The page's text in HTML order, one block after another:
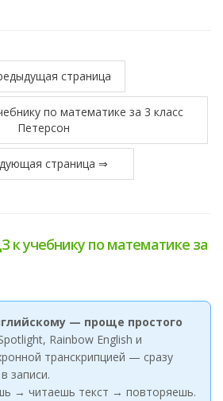
страница
по математике за 3 класс
Петерсон
страница ⇒
к учебнику по математике за
— проще простого
Rainbow English и
транскрипцией — сразу
записи.
→ читаешь текст → повторяешь.